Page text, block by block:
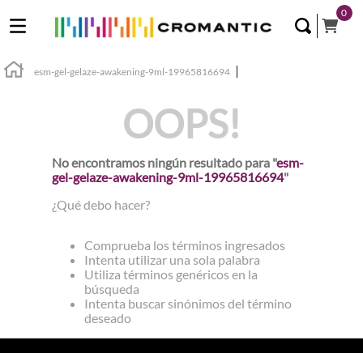
0
esm-gel-gelaze-awakening-9ml-19965816694
OOPS!
No encontramos ningún resultado para "esm-
gel-gelaze-awakening-9ml-19965816694"
¿Qué debo hacer?
Comprueba los términos ingresados
Intenta utilizar una sola palabra
Utiliza términos genéricos en la
búsqueda
Intenta buscar sinónimos del término
deseado